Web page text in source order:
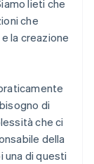
lieti che
che
la creazione
di
che ci
della
una di questi